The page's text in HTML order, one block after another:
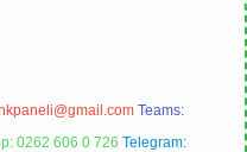
Teams:
0262 606 0 726 Telegram: